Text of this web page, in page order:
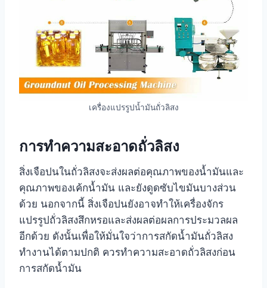
เครื่องแปรรูปน้ำมันถั่วลิสง
การทำความสะอาดถั่วลิสง
สิ่งเจือปนในถั่วลิสงจะส่งผลต่อคุณภาพของน้ำมันและ
คุณภาพของเค้กน้ำมัน และยังดูดซับไขมันบางส่วน
ด้วย นอกจากนี้ สิ่งเจือปนยังอาจทำให้เครื่องจักร
แปรรูปถั่วลิสงสึกหรอและส่งผลต่อผลการประมวลผล
อีกด้วย ดังนั้นเพื่อให้มั่นใจว่าการสกัดน้ำมันถั่วลิสง
ทำงานได้ตามปกติ ควรทำความสะอาดถั่วลิสงก่อน
การสกัดน้ำมัน